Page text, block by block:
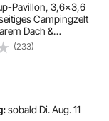
Pavillon, 3,6x3,6
Campingzelt
Dach &
für 8-10 Personen,
Grün
(233)
sobald Di. Aug. 11